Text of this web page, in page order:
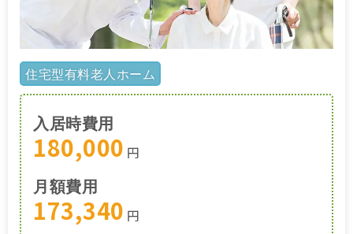
住宅型有料老人ホーム
入居時費用
180,000 円
月額費用
173,340 円